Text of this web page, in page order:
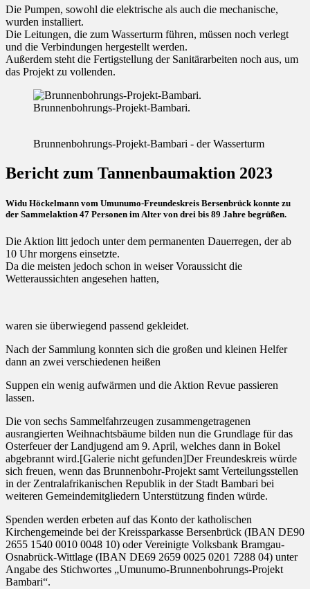
Die Pumpen, sowohl die elektrische als auch die mechanische,
wurden installiert.
Die Leitungen, die zum Wasserturm führen, müssen noch verlegt
und die Verbindungen hergestellt werden.
Außerdem steht die Fertigstellung der Sanitärarbeiten noch aus, um
das Projekt zu vollenden.
Brunnenbohrungs-Projekt-Bambari.
Brunnenbohrungs-Projekt-Bambari - der Wasserturm
Bericht zum Tannenbaumaktion 2023
Widu Höckelmann vom Umunumo-Freundeskreis Bersenbrück konnte zu
der Sammelaktion 47 Personen im Alter von drei bis 89 Jahre begrüßen.
Die Aktion litt jedoch unter dem permanenten Dauerregen, der ab
10 Uhr morgens einsetzte.
Da die meisten jedoch schon in weiser Voraussicht die
Wetteraussichten angesehen hatten,
waren sie überwiegend passend gekleidet.
Nach der Sammlung konnten sich die großen und kleinen Helfer
dann an zwei verschiedenen heißen
Suppen ein wenig aufwärmen und die Aktion Revue passieren
lassen.
Die von sechs Sammelfahrzeugen zusammengetragenen
ausrangierten Weihnachtsbäume bilden nun die Grundlage für das
Osterfeuer der Landjugend am 9. April, welches dann in Bokel
abgebrannt wird.[Galerie nicht gefunden]Der Freundeskreis würde
sich freuen, wenn das Brunnenbohr-Projekt samt Verteilungsstellen
in der Zentralafrikanischen Republik in der Stadt Bambari bei
weiteren Gemeindemitgliedern Unterstützung finden würde.
Spenden werden erbeten auf das Konto der katholischen
Kirchengemeinde bei der Kreissparkasse Bersenbrück (IBAN DE90
2655 1540 0010 0048 10) oder Vereinigte Volksbank Bramgau-
Osnabrück-Wittlage (IBAN DE69 2659 0025 0201 7288 04) unter
Angabe des Stichwortes „Umunumo-Brunnenbohrungs-Projekt
Bambari“.